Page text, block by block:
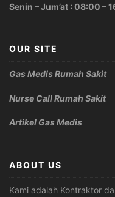
Senin – Jum’at : 08:00 –
OUR SITE
Gas Medis Rumah Sakit
Nurse Call Rumah Sakit
Artikel Gas Medis
ABOUT US
Kami adalah Kontraktor